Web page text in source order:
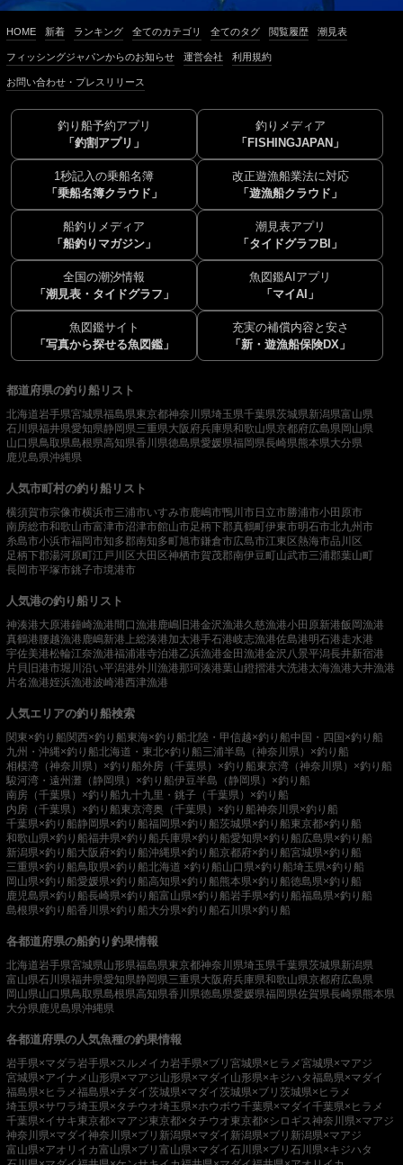
HOME 新着 ランキング 全てのカテゴリ 全てのタグ 閲覧履歴 潮見表
フィッシングジャパンからのお知らせ 運営会社 利用規約
お問い合わせ・プレスリリース
釣り船予約アプリ
「釣割アプリ」
釣りメディア
「FISHINGJAPAN」
1秒記入の乗船名簿
「乗船名簿クラウド」
改正遊漁船業法に対応
「遊漁船クラウド」
船釣りメディア
「船釣りマガジン」
潮見表アプリ
「タイドグラフBI」
全国の潮汐情報
「潮見表・タイドグラフ」
魚図鑑AIアプリ
「マイAI」
魚図鑑サイト
「写真から探せる魚図鑑」
充実の補償内容と安さ
「新・遊漁船保険DX」
都道府県の釣り船リスト
北海道岩手県宮城県福島県東京都神奈川県埼玉県千葉県茨城県新潟県富山県
石川県福井県愛知県静岡県三重県大阪府兵庫県和歌山県京都府広島県岡山県
山口県鳥取県島根県高知県香川県徳島県愛媛県福岡県長崎県熊本県大分県
鹿児島県沖縄県
人気市町村の釣り船リスト
横須賀市宗像市横浜市三浦市いすみ市鹿嶋市鴨川市 日立市勝浦市小田原市
南房総市和歌山市富津市沼津市館山市足柄下郡真鶴町伊東市明石市北九州市
糸島市小浜市福岡市知多郡南知多町旭市鎌倉市広島市江東区熱海市品川区
足柄下郡湯河原町江戸川区 大田区神栖市賀茂郡南伊豆町山武市三浦郡葉山町
長岡市平塚市銚子市境港市
人気港の釣り船リスト
神湊港大原港鐘崎漁港 間口漁港鹿嶋旧港金沢漁港久慈漁港小田原新港飯岡漁港
真鶴港 腰越漁港鹿嶋新港 上総湊港加太港手石港岐志漁港佐島港明石港走水港
宇佐美港松輪江奈漁港福浦港寺泊港乙浜漁港金田漁港金沢八景平潟長井新宿港
片貝旧港市堀川沿い平潟港外川漁港那珂湊港葉山鐙摺港大洗港太海漁港大井漁港
片名漁港姪浜漁港波崎港西津漁港
人気エリアの釣り船検索
関東×釣り船関西×釣り船東海×釣り船北陸・甲信越×釣り船中国・四国×釣り船
九州・沖縄×釣り船北海道・東北×釣り船三浦半島（神奈川県）×釣り船
相模湾（神奈川県）×釣り船外房（千葉県）×釣り船東京湾（神奈川県）×釣り船
駿河湾・遠州灘（静岡県）×釣り船伊豆半島（静岡県）×釣り船
南房（千葉県）×釣り船九十九里・銚子（千葉県）×釣り船
内房（千葉県）×釣り船東京湾奥（千葉県）×釣り船神奈川県×釣り船
千葉県×釣り船静岡県×釣り船福岡県×釣り船茨城県×釣り船東京都×釣り船
和歌山県×釣り船福井県×釣り船兵庫県×釣り船愛知県×釣り船広島県×釣り船
新潟県×釣り船大阪府×釣り船沖縄県×釣り船京都府×釣り船宮城県×釣り船
三重県×釣り船鳥取県×釣り船北海道 ×釣り船山口県×釣り船埼玉県×釣り船
岡山県×釣り船愛媛県×釣り船高知県×釣り船熊本県×釣り船徳島県×釣り船
鹿児島県×釣り船長崎県×釣り船富山県×釣り船岩手県×釣り船福島県×釣り船
島根県×釣り船香川県×釣り船大分県×釣り船石川県×釣り船
各都道府県の船釣り釣果情報
北海道岩手県宮城県山形県福島県東京都神奈川県埼玉県千葉県茨城県新潟県
富山県石川県福井県愛知県静岡県三重県大阪府兵庫県和歌山県京都府広島県
岡山県山口県鳥取県島根県高知県香川県徳島県愛媛県福岡県佐賀県長崎県熊本県
大分県鹿児島県沖縄県
各都道府県の人気魚種の釣果情報
岩手県×マダラ岩手県×スルメイカ岩手県×ブリ 宮城県×ヒラメ宮城県×マアジ
宮城県×アイナメ 山形県×マアジ山形県×マダイ 山形県×キジハタ福島県×マダイ
福島県×ヒラメ福島県×チダイ茨城県×マダイ茨城県×ブリ 茨城県×ヒラメ
埼玉県×サワラ埼玉県×タチウオ埼玉県×ホウボウ千葉県×マダイ千葉県×ヒラメ
千葉県×イサキ東京都×マアジ東京都×タチウオ東京都×シロギス神奈川県×マアジ
神奈川県×マダイ神奈川県×ブリ 新潟県×マダイ 新潟県×ブリ 新潟県×マアジ
富山県×アオリイカ富山県×ブリ 富山県×マダイ石川県×ブリ 石川県×キジハタ